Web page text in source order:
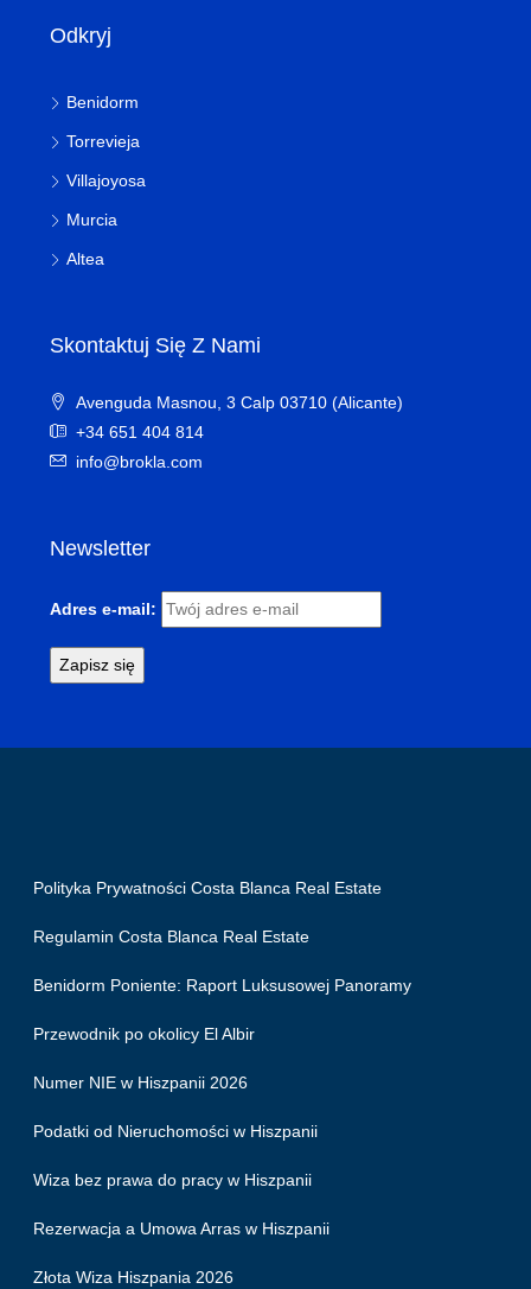
Odkryj
Benidorm
Torrevieja
Villajoyosa
Murcia
Altea
Skontaktuj Się Z Nami
Avenguda Masnou, 3 Calp 03710 (Alicante)
+34 651 404 814
info@brokla.com
Newsletter
Adres e-mail:
Polityka Prywatności Costa Blanca Real Estate
Regulamin Costa Blanca Real Estate
Benidorm Poniente: Raport Luksusowej Panoramy
Przewodnik po okolicy El Albir
Numer NIE w Hiszpanii 2026
Podatki od Nieruchomości w Hiszpanii
Wiza bez prawa do pracy w Hiszpanii
Rezerwacja a Umowa Arras w Hiszpanii
Złota Wiza Hiszpania 2026